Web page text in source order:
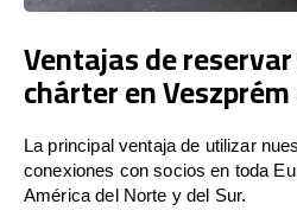
Ventajas de
chárter en
La principal ventaja de utilizar
conexiones con socios en toda
América del Norte y del Sur.